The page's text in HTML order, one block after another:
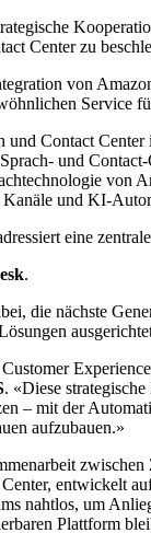
Center zu
von
Service
Contact
und Contact-
von
und KI-
eine
.
die nächste
. «Diese
– mit der
aufzubauen.»
zwischen
entwickelt
nahtlos, um
Plattform